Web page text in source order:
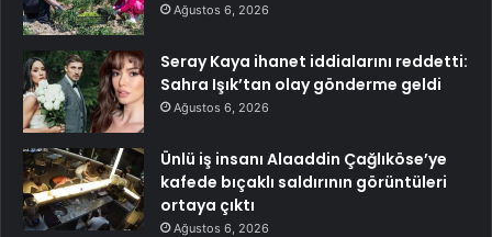
Ağustos 6, 2026
Seray Kaya ihanet iddialarını reddetti:
Sahra Işık’tan olay gönderme geldi
Ağustos 6, 2026
Ünlü iş insanı Alaaddin Çağlıköse’ye
kafede bıçaklı saldırının görüntüleri
ortaya çıktı
Ağustos 6, 2026